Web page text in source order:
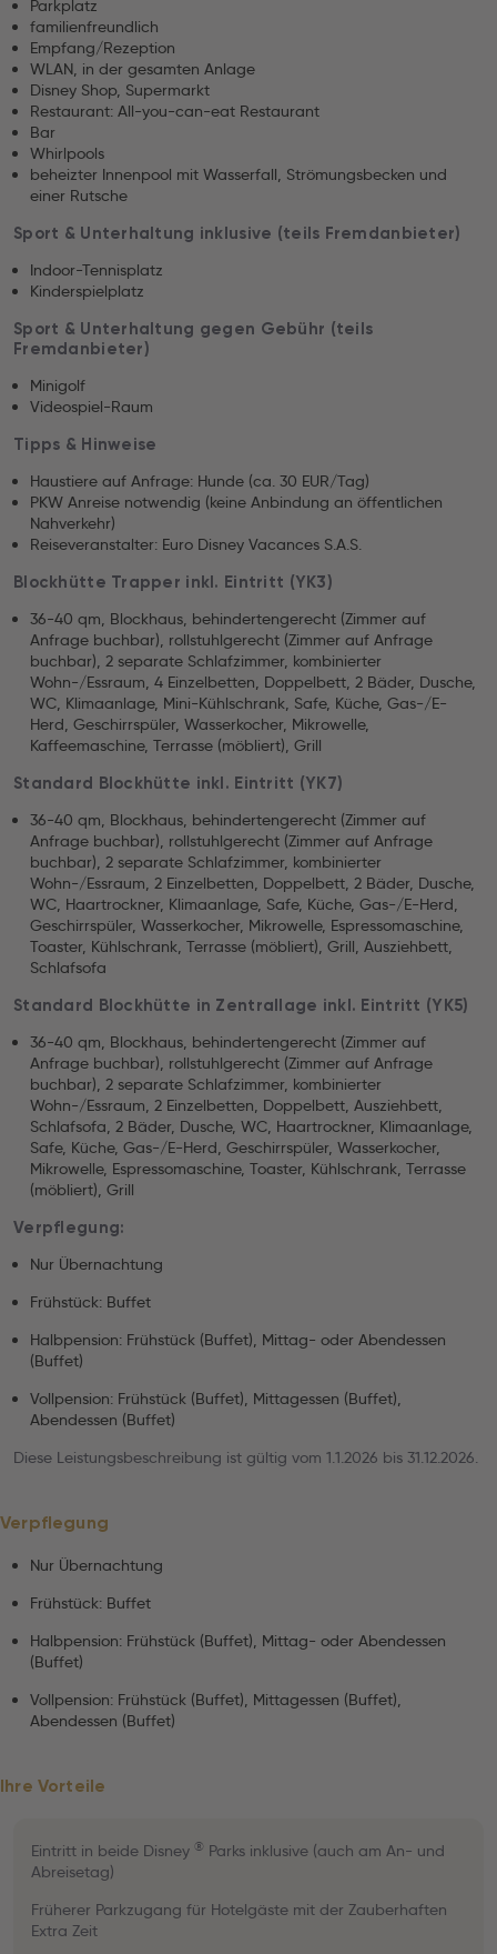
Parkplatz
familienfreundlich
Empfang/Rezeption
WLAN, in der gesamten Anlage
Disney Shop, Supermarkt
Restaurant: All-you-can-eat Restaurant
Bar
Whirlpools
beheizter Innenpool mit Wasserfall, Strömungsbecken und
einer Rutsche
Sport & Unterhaltung inklusive (teils Fremdanbieter)
Indoor-Tennisplatz
Kinderspielplatz
Sport & Unterhaltung gegen Gebühr (teils
Fremdanbieter)
Minigolf
Videospiel-Raum
Tipps & Hinweise
Haustiere auf Anfrage: Hunde (ca. 30 EUR/Tag)
PKW Anreise notwendig (keine Anbindung an öffentlichen
Nahverkehr)
Reiseveranstalter: Euro Disney Vacances S.A.S.
Blockhütte Trapper inkl. Eintritt (YK3)
36-40 qm, Blockhaus, behindertengerecht (Zimmer auf
Anfrage buchbar), rollstuhlgerecht (Zimmer auf Anfrage
buchbar), 2 separate Schlafzimmer, kombinierter
Wohn-/Essraum, 4 Einzelbetten, Doppelbett, 2 Bäder, Dusche,
WC, Klimaanlage, Mini-Kühlschrank, Safe, Küche, Gas-/E-
Herd, Geschirrspüler, Wasserkocher, Mikrowelle,
Kaffeemaschine, Terrasse (möbliert), Grill
Standard Blockhütte inkl. Eintritt (YK7)
36-40 qm, Blockhaus, behindertengerecht (Zimmer auf
Anfrage buchbar), rollstuhlgerecht (Zimmer auf Anfrage
buchbar), 2 separate Schlafzimmer, kombinierter
Wohn-/Essraum, 2 Einzelbetten, Doppelbett, 2 Bäder, Dusche,
WC, Haartrockner, Klimaanlage, Safe, Küche, Gas-/E-Herd,
Geschirrspüler, Wasserkocher, Mikrowelle, Espressomaschine,
Toaster, Kühlschrank, Terrasse (möbliert), Grill, Ausziehbett,
Schlafsofa
Standard Blockhütte in Zentrallage inkl. Eintritt (YK5)
36-40 qm, Blockhaus, behindertengerecht (Zimmer auf
Anfrage buchbar), rollstuhlgerecht (Zimmer auf Anfrage
buchbar), 2 separate Schlafzimmer, kombinierter
Wohn-/Essraum, 2 Einzelbetten, Doppelbett, Ausziehbett,
Schlafsofa, 2 Bäder, Dusche, WC, Haartrockner, Klimaanlage,
Safe, Küche, Gas-/E-Herd, Geschirrspüler, Wasserkocher,
Mikrowelle, Espressomaschine, Toaster, Kühlschrank, Terrasse
(möbliert), Grill
Verpflegung:
Nur Übernachtung
Frühstück: Buffet
Halbpension: Frühstück (Buffet), Mittag- oder Abendessen
(Buffet)
Vollpension: Frühstück (Buffet), Mittagessen (Buffet),
Abendessen (Buffet)
Diese Leistungsbeschreibung ist gültig vom 1.1.2026 bis 31.12.2026.
Verpflegung
Nur Übernachtung
Frühstück: Buffet
Halbpension: Frühstück (Buffet), Mittag- oder Abendessen
(Buffet)
Vollpension: Frühstück (Buffet), Mittagessen (Buffet),
Abendessen (Buffet)
Ihre Vorteile
Eintritt in beide Disney ® Parks inklusive (auch am An- und
Abreisetag)
Früherer Parkzugang für Hotelgäste mit der Zauberhaften
Extra Zeit